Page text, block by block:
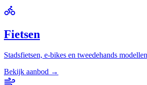
Fietsen
Stadsfietsen, e-bikes en tweedehands
Bekijk aanbod →